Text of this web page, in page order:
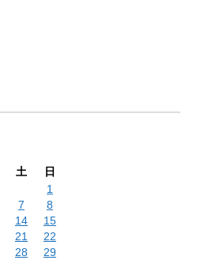
土
日
1
7
8
14
15
21
22
28
29